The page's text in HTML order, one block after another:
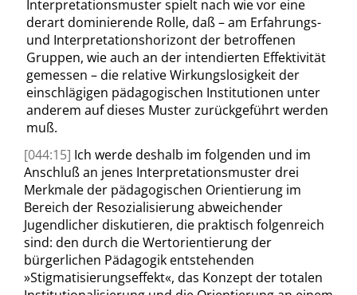
Interpretationsmuster spielt nach wie vor eine
derart dominierende Rolle, daß – am Erfahrungs-
und Interpretationshorizont der betroffenen
Gruppen, wie auch an der intendierten Effektivität
gemessen – die relative Wirkungslosigkeit der
einschlägigen pädagogischen Institutionen unter
anderem auf dieses Muster zurückgeführt werden
muß.
[044:15] Ich werde deshalb im folgenden und im
Anschluß an jenes Interpretationsmuster drei
Merkmale der pädagogischen Orientierung im
Bereich der Resozialisierung abweichender
Jugendlicher diskutieren, die praktisch folgenreich
sind: den durch die Wertorientierung der
bürgerlichen Pädagogik entstehenden
»Stigmatisierungseffekt«, das Konzept der totalen